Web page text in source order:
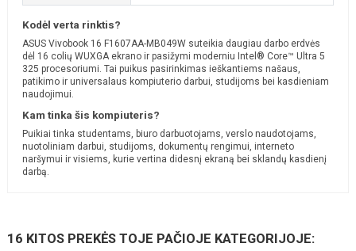
Kodėl verta rinktis?
ASUS Vivobook 16 F1607AA-MB049W suteikia daugiau darbo erdvės
dėl 16 colių WUXGA ekrano ir pasižymi moderniu Intel® Core™ Ultra 5
325 procesoriumi. Tai puikus pasirinkimas ieškantiems našaus,
patikimo ir universalaus kompiuterio darbui, studijoms bei kasdieniam
naudojimui.
Kam tinka šis kompiuteris?
Puikiai tinka studentams, biuro darbuotojams, verslo naudotojams,
nuotoliniam darbui, studijoms, dokumentų rengimui, interneto
naršymui ir visiems, kurie vertina didesnį ekraną bei sklandų kasdienį
darbą.
16 KITOS PREKĖS TOJE PAČIOJE KATEGORIJOJE: